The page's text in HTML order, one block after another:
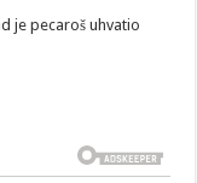
je pecaroš uhvatio